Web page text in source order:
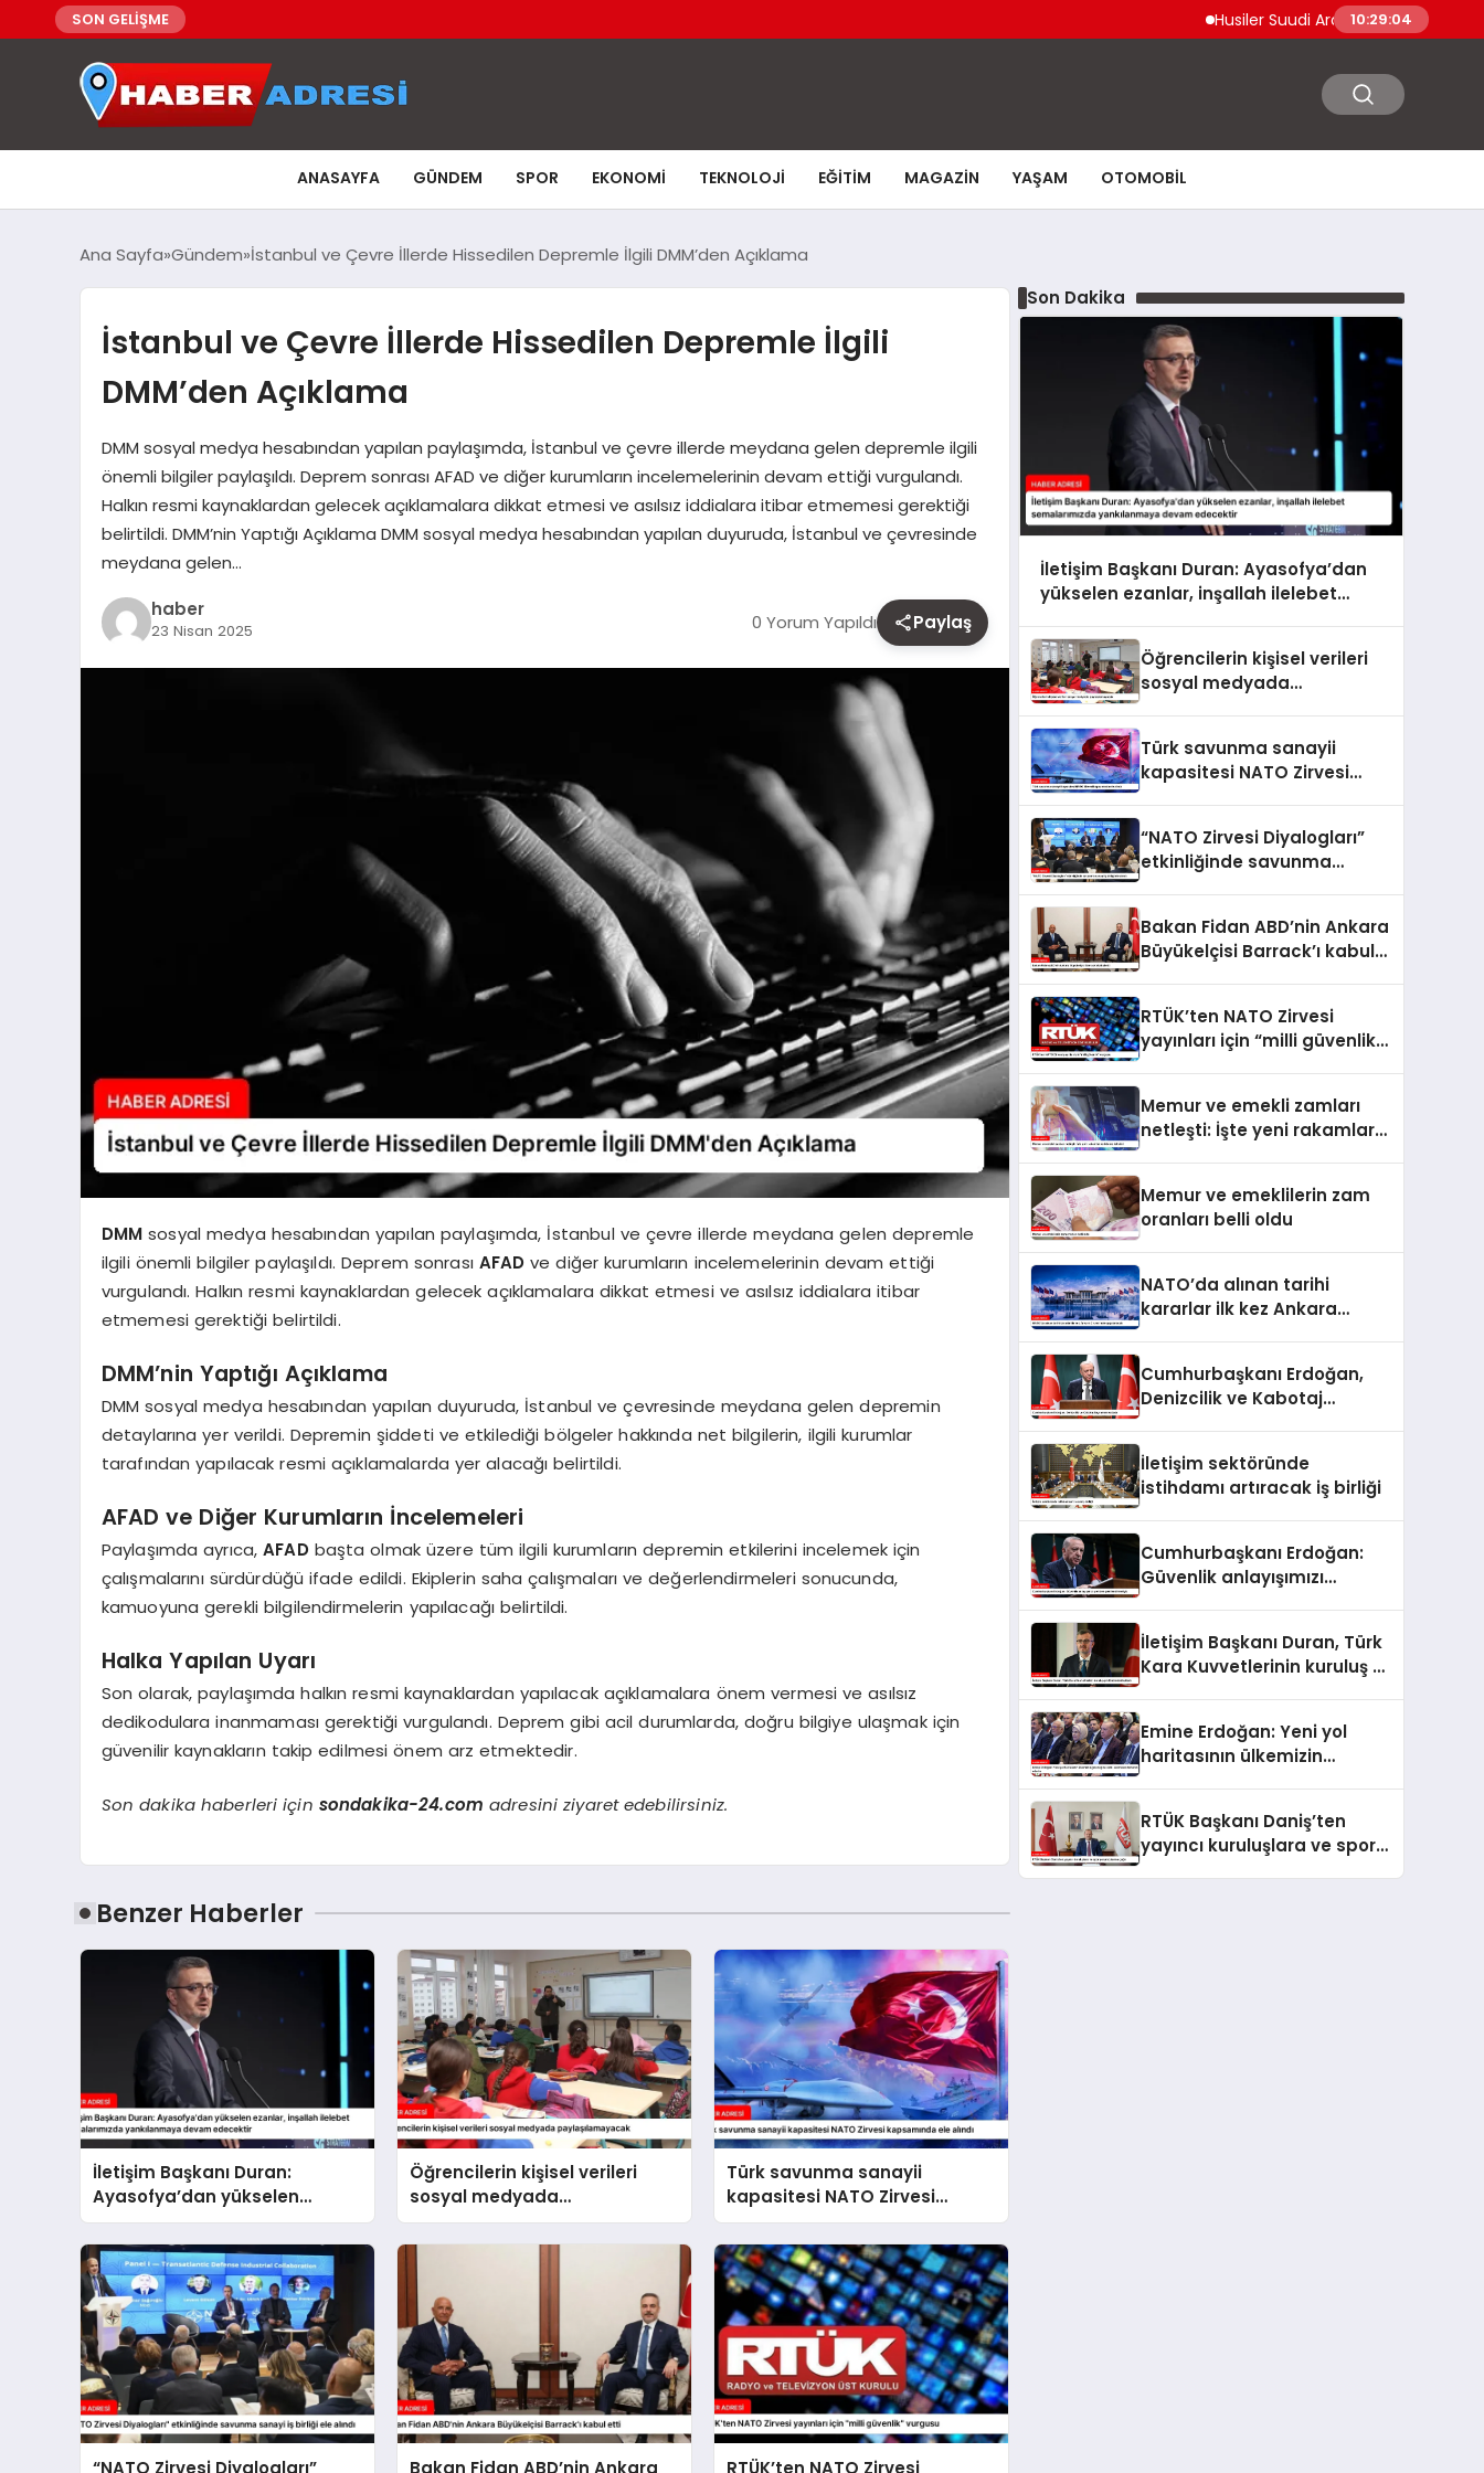
SON GELİŞME Husiler Suudi Arabistan Necran
10:29:05
ANASAYFA GÜNDEM SPOR EKONOMI TEKNOLOJI EĞITIM MAGAZIN YAŞAM OTOMOBIL
Ana Sayfa Gündem İstanbul ve Çevre İllerde Hissedilen Depremle İlgili DMM’den Açıklama
İstanbul ve Çevre İllerde Hissedilen Depremle İlgili
DMM’den Açıklama
DMM sosyal medya hesabından yapılan paylaşımda, İstanbul ve çevre illerde meydana gelen depremle ilgili
önemli bilgiler paylaşıldı. Deprem sonrası AFAD ve diğer kurumların incelemelerinin devam ettiği vurgulandı.
Halkın resmi kaynaklardan gelecek açıklamalara dikkat etmesi ve asılsız iddialara itibar etmemesi gerektiği
belirtildi. DMM’nin Yaptığı Açıklama DMM sosyal medya hesabından yapılan duyuruda, İstanbul ve çevresinde
meydana gelen…
haber
23 Nisan 2025 0 Yorum Yapıldı Paylaş
DMM sosyal medya hesabından yapılan paylaşımda, İstanbul ve çevre illerde meydana gelen depremle
ilgili önemli bilgiler paylaşıldı. Deprem sonrası AFAD ve diğer kurumların incelemelerinin devam ettiği
vurgulandı. Halkın resmi kaynaklardan gelecek açıklamalara dikkat etmesi ve asılsız iddialara itibar
etmemesi gerektiği belirtildi.
DMM’nin Yaptığı Açıklama
DMM sosyal medya hesabından yapılan duyuruda, İstanbul ve çevresinde meydana gelen depremin
detaylarına yer verildi. Depremin şiddeti ve etkilediği bölgeler hakkında net bilgilerin, ilgili kurumlar
tarafından yapılacak resmi açıklamalarda yer alacağı belirtildi.
AFAD ve Diğer Kurumların İncelemeleri
Paylaşımda ayrıca,AFADbaşta olmak üzere tüm ilgili kurumların depremin etkilerini incelemek için
çalışmalarını sürdürdüğü ifade edildi. Ekiplerin saha çalışmaları ve değerlendirmeleri sonucunda,
kamuoyuna gerekli bilgilendirmelerin yapılacağı belirtildi.
Halka Yapılan Uyarı
Son olarak, paylaşımda halkın resmi kaynaklardan yapılacak açıklamalara önem vermesi ve asılsız
dedikodulara inanmaması gerektiği vurgulandı. Deprem gibi acil durumlarda, doğru bilgiye ulaşmak için
güvenilir kaynakların takip edilmesi önem arz etmektedir.
Son dakika haberleri için sondakika-24.com adresini ziyaret edebilirsiniz.
Benzer Haberler
İletişim Başkanı Duran:
Ayasofya’dan yükselen
ezanlar, inşallah ilelebet
semalarımızda yankılanmaya
devam edecektir
Öğrencilerin kişisel verileri
sosyal medyada
paylaşılamayacak
Türk savunma sanayii
kapasitesi NATO Zirvesi
kapsamında ele alındı
“NATO Zirvesi Diyalogları” Bakan Fidan ABD’nin Ankara RTÜK’ten NATO Zirvesi
Son Dakika
İletişim Başkanı Duran: Ayasofya’dan
yükselen ezanlar, inşallah ilelebet
edecektir
Öğrencilerin kişisel verileri
sosyal medyada
Türk savunma sanayii
kapasitesi NATO Zirvesi
“NATO Zirvesi Diyalogları”
etkinliğinde savunma
Bakan Fidan ABD’nin Ankara
Büyükelçisi Barrack’ı kabul
RTÜK’ten NATO Zirvesi
yayınları için “milli güvenlik”
Memur ve emekli zamları
netleşti: İşte yeni rakamlar
Memur ve emeklilerin zam
oranları belli oldu
NATO’da alınan tarihi
kararlar ilk kez Ankara
Cumhurbaşkanı Erdoğan,
Denizcilik ve Kabotaj
İletişim sektöründe
istihdamı artıracak iş birliği
Cumhurbaşkanı Erdoğan:
Güvenlik anlayışımızı
İletişim Başkanı Duran, Türk
Kara Kuvvetlerinin kuruluş yıl
Emine Erdoğan: Yeni yol
haritasının ülkemizin
RTÜK Başkanı Daniş’ten
yayıncı kuruluşlara ve spor